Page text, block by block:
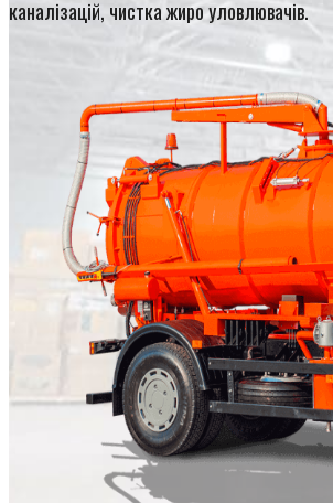
каналізацій, чистка жиро уловлювачів.